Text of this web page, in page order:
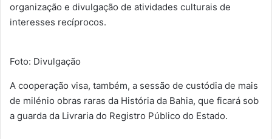
organização e divulgação de atividades culturais de
interesses recíprocos.
Foto: Divulgação
A cooperação visa, também, a sessão de custódia de mais
de milénio obras raras da História da Bahia, que ficará sob
a guarda da Livraria do Registro Público do Estado.